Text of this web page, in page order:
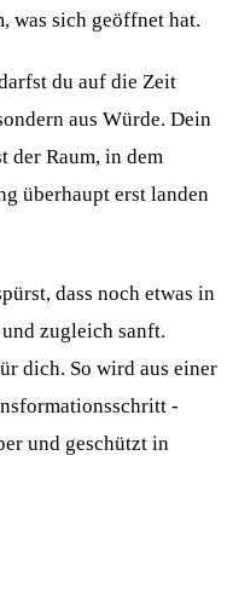
was sich geöffnet hat.
du auf die Zeit
aus Würde. Dein
der Raum, in dem
überhaupt erst landen
dass noch etwas in
zugleich sanft.
dich. So wird aus einer
-
und geschützt in